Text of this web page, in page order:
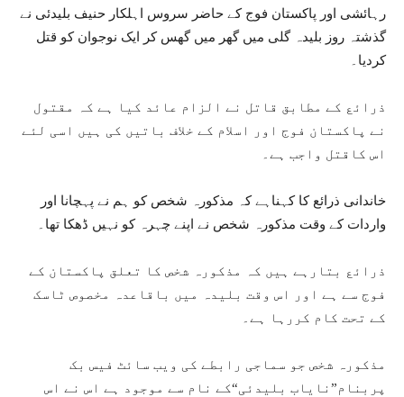
رہائشی اور پاکستان فوج کے حاضر سروس اہلکار حنیف بلیدئی نے
گذشتہ روز بلیدہ گلی میں گھر میں گھس کر ایک نوجوان کو قتل
کردیا۔
ذرائع کے مطابق قاتل نے الزام عائد کیا ہے کہ مقتول
نے پاکستان فوج اور اسلام کے خلاف باتیں کی ہیں اسی لئے
اس کاقتل واجب ہے۔
خاندانی ذرائع کا کہناہے کہ مذکورہ شخص کو ہم نے پہچانا اور
واردات کے وقت مذکورہ شخص نے اپنے چہرہ کو نہیں ڈھکا تھا۔
ذرائع بتارہے ہیں کہ مذکورہ شخص کا تعلق پاکستان کے
فوج سے ہے اور اس وقت بلیدہ میں باقاعدہ مخصوص ٹاسک
کے تحت کام کررہا ہے۔
مذکورہ شخص جو سماجی رابطے کی ویب سائٹ فیس بک
پربنام”نایاب بلیدئی“کے نام سے موجود ہے اس نے اس